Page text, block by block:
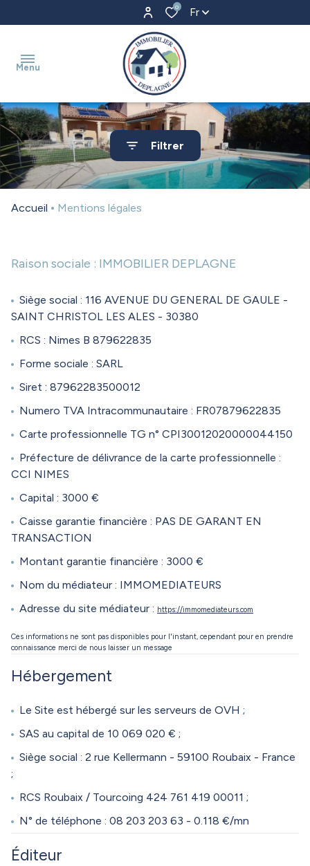
0 Fr
Menu
accueil
a
vendre
a
gestion
locative
contact
Filtrer
Accueil Mentions légales
Raison sociale : IMMOBILIER DEPLAGNE
Siège social : 116 AVENUE DU GENERAL DE GAULE -
SAINT CHRISTOL LES ALES - 30380
RCS : Nimes B 879622835
Forme sociale : SARL
Siret : 87962283500012
Numero TVA Intracommunautaire : FR07879622835
Carte professionnelle TG n° CPI30012020000044150
Préfecture de délivrance de la carte professionnelle :
CCI NIMES
Capital : 3000 €
Caisse garantie financière : PAS DE GARANT EN
TRANSACTION
Montant garantie financière : 3000 €
Nom du médiateur : IMMOMEDIATEURS
Adresse du site médiateur : https://immomediateurs.com
Ces informations ne sont pas disponibles pour l'instant, cependant pour en prendre
connaissance merci de nous laisser un message
Hébergement
Le Site est hébergé sur les serveurs de OVH ;
SAS au capital de 10 069 020 € ;
Siège social : 2 rue Kellermann - 59100 Roubaix - France
;
RCS Roubaix / Tourcoing 424 761 419 00011 ;
N° de téléphone : 08 203 203 63 - 0.118 €/mn
Éditeur